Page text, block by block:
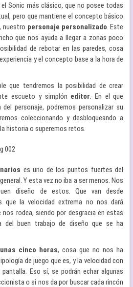
Sonic más clásico, que no posee todas
pero que mantiene el concepto básico
nuestro personaje personalizado. Este
que nos ayuda a llegar a zonas poco
de rebotar en las paredes, cosa
y el concepto base a la hora de
que tendremos la posibilidad de crear
escueto y simplón editor. En el que
personaje, podremos personalizar su
coleccionando y desbloqueando a
historia o superemos retos.
es uno de los puntos fuertes del
Y esta vez no iba a ser menos. Nos
diseño de estos. Que van desde
que la velocidad extrema no nos dará
rodea, siendo por desgracia en estas
del buen trabajo de diseño que se ha
cinco horas, cosa que no nos ha
de juego que es, y la velocidad con
Eso sí, se podrán echar algunas
o si nos da por buscar cada rincón